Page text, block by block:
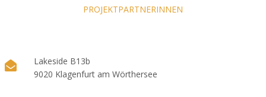
PROJEKTPARTNERINNEN
Lakeside B13b
9020 Klagenfurt am Wörthersee